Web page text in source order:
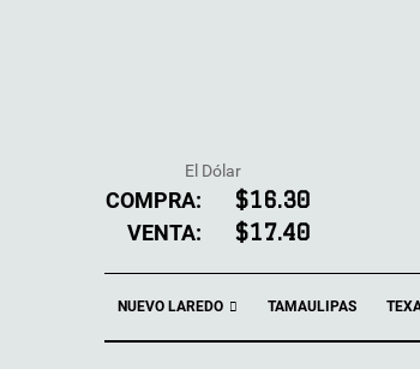
El Dólar
COMPRA: $16.30
VENTA: $17.40
NUEVO LAREDO TAMAULIPAS